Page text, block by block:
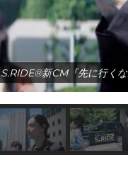
S.RIDE®新CM『先に行く